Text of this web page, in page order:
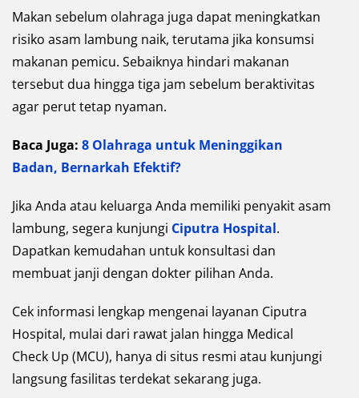
Makan sebelum olahraga juga dapat meningkatkan
risiko asam lambung naik, terutama jika konsumsi
makanan pemicu. Sebaiknya hindari makanan
tersebut dua hingga tiga jam sebelum beraktivitas
agar perut tetap nyaman.
Baca Juga: 8 Olahraga untuk Meninggikan
Badan, Bernarkah Efektif?
Jika Anda atau keluarga Anda memiliki penyakit asam
lambung, segera kunjungi Ciputra Hospital.
Dapatkan kemudahan untuk konsultasi dan
membuat janji dengan dokter pilihan Anda.
Cek informasi lengkap mengenai layanan Ciputra
Hospital, mulai dari rawat jalan hingga Medical
Check Up (MCU), hanya di situs resmi atau kunjungi
langsung fasilitas terdekat sekarang juga.